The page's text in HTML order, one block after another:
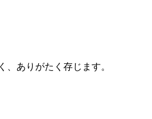
ありがたく存じます。